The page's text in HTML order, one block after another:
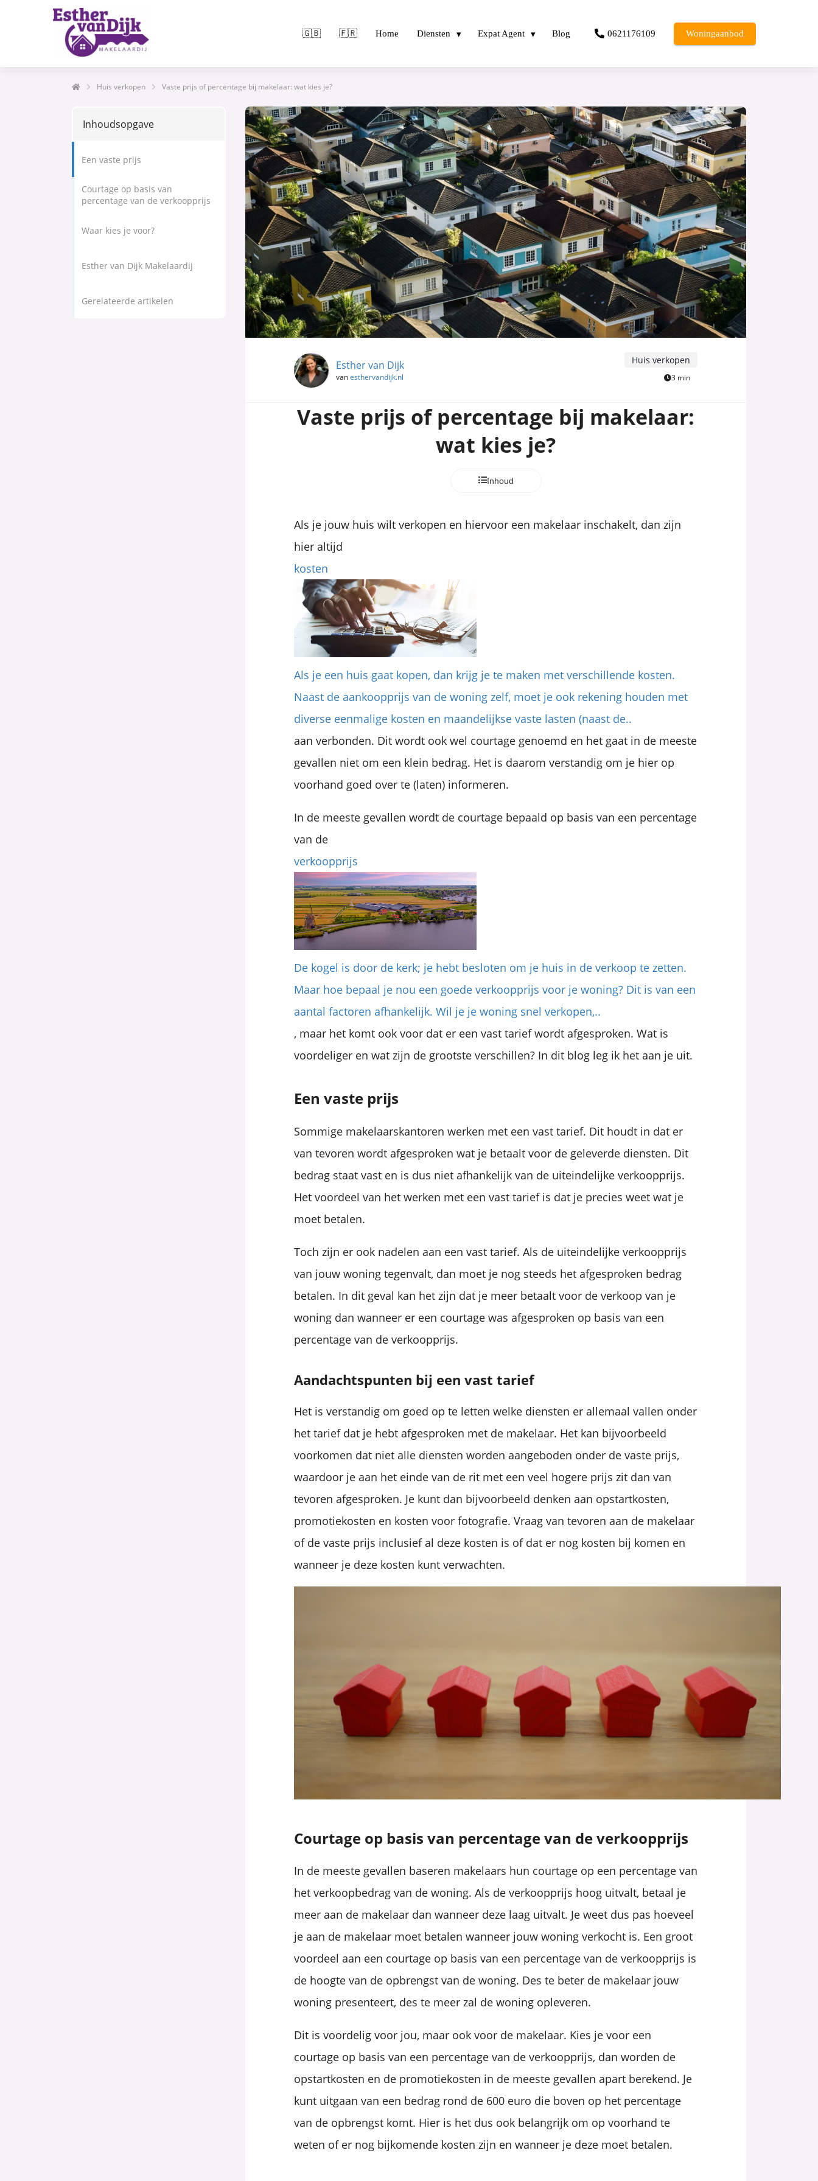
🇬🇧 🇫🇷 Home Diensten Expat Agent Blog 0621176109 Woningaanbod
Huis verkopen Vaste prijs of percentage bij makelaar: wat kies je?
Inhoudsopgave
Een vaste prijs
Courtage op basis van
percentage van de verkoopprijs
Waar kies je voor?
Esther van Dijk Makelaardij
Gerelateerde artikelen
Esther van Dijk
vanesthervandijk.nl
Huis verkopen
3 min
Vaste prijs of percentage bij makelaar:
wat kies je?
Inhoud
Als je jouw huis wilt verkopen en hiervoor een makelaar inschakelt, dan zijn
hier altijd
kosten
Als je een huis gaat kopen, dan krijg je te maken met verschillende kosten.
Naast de aankoopprijs van de woning zelf, moet je ook rekening houden met
diverse eenmalige kosten en maandelijkse vaste lasten (naast de..
aan verbonden. Dit wordt ook wel courtage genoemd en het gaat in de meeste
gevallen niet om een klein bedrag. Het is daarom verstandig om je hier op
voorhand goed over te (laten) informeren.
In de meeste gevallen wordt de courtage bepaald op basis van een percentage
van de
verkoopprijs
De kogel is door de kerk; je hebt besloten om je huis in de verkoop te zetten.
Maar hoe bepaal je nou een goede verkoopprijs voor je woning? Dit is van een
aantal factoren afhankelijk. Wil je je woning snel verkopen,..
, maar het komt ook voor dat er een vast tarief wordt afgesproken. Wat is
voordeliger en wat zijn de grootste verschillen? In dit blog leg ik het aan je uit.
Een vaste prijs
Sommige makelaarskantoren werken met een vast tarief. Dit houdt in dat er
van tevoren wordt afgesproken wat je betaalt voor de geleverde diensten. Dit
bedrag staat vast en is dus niet afhankelijk van de uiteindelijke verkoopprijs.
Het voordeel van het werken met een vast tarief is dat je precies weet wat je
moet betalen.
Toch zijn er ook nadelen aan een vast tarief. Als de uiteindelijke verkoopprijs
van jouw woning tegenvalt, dan moet je nog steeds het afgesproken bedrag
betalen. In dit geval kan het zijn dat je meer betaalt voor de verkoop van je
woning dan wanneer er een courtage was afgesproken op basis van een
percentage van de verkoopprijs.
Aandachtspunten bij een vast tarief
Het is verstandig om goed op te letten welke diensten er allemaal vallen onder
het tarief dat je hebt afgesproken met de makelaar. Het kan bijvoorbeeld
voorkomen dat niet alle diensten worden aangeboden onder de vaste prijs,
waardoor je aan het einde van de rit met een veel hogere prijs zit dan van
tevoren afgesproken. Je kunt dan bijvoorbeeld denken aan opstartkosten,
promotiekosten en kosten voor fotografie. Vraag van tevoren aan de makelaar
of de vaste prijs inclusief al deze kosten is of dat er nog kosten bij komen en
wanneer je deze kosten kunt verwachten.
Courtage op basis van percentage van de verkoopprijs
In de meeste gevallen baseren makelaars hun courtage op een percentage van
het verkoopbedrag van de woning. Als de verkoopprijs hoog uitvalt, betaal je
meer aan de makelaar dan wanneer deze laag uitvalt. Je weet dus pas hoeveel
je aan de makelaar moet betalen wanneer jouw woning verkocht is. Een groot
voordeel aan een courtage op basis van een percentage van de verkoopprijs is
de hoogte van de opbrengst van de woning. Des te beter de makelaar jouw
woning presenteert, des te meer zal de woning opleveren.
Dit is voordelig voor jou, maar ook voor de makelaar. Kies je voor een
courtage op basis van een percentage van de verkoopprijs, dan worden de
opstartkosten en de promotiekosten in de meeste gevallen apart berekend. Je
kunt uitgaan van een bedrag rond de 600 euro die boven op het percentage
van de opbrengst komt. Hier is het dus ook belangrijk om op voorhand te
weten of er nog bijkomende kosten zijn en wanneer je deze moet betalen.